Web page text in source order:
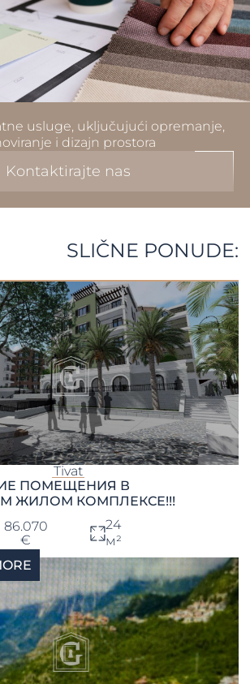
usluge, uključujući opremanje,
i dizajn prostora
Kontaktirajte nas
SLIČNE PONUDE:
Tivat
ПОМЕЩЕНИЯ В
ЖИЛОМ КОМПЛЕКСЕ!!!
86.070
€
24
м²